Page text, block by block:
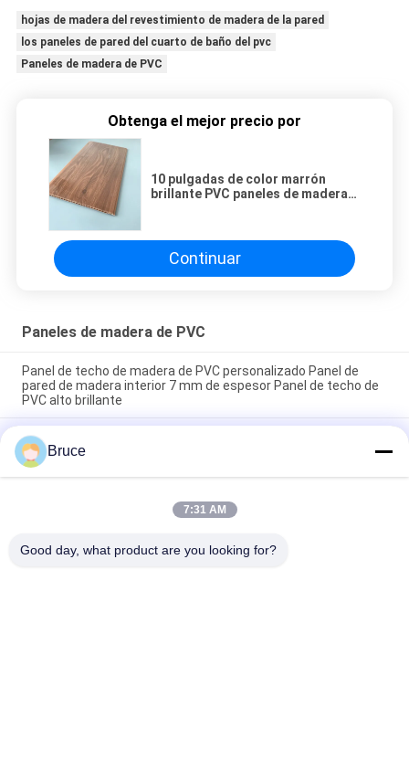
hojas de madera del revestimiento de madera de la pared
los paneles de pared del cuarto de baño del pvc
Paneles de madera de PVC
Obtenga el mejor precio por
10 pulgadas de color marrón
brillante PVC paneles de madera
Continuar
Paneles de madera de PVC
Panel de techo de madera de PVC personalizado Panel de
pared de madera interior 7 mm de espesor Panel de techo de
PVC alto brillante
200 × 5.95M Panes de revestimiento de madera de PVC
artístico para interiores para restaurantes 7 mm de espesor 8
pulgadas panel de techo de PVC de color popular de madera
Paneles de PVC resistentes a la corrosión de 7,5 mm de
espesor para revestimiento de techo/pared, panel de techo
Bruce
7:31 AM
Good day, what product are you looking for?